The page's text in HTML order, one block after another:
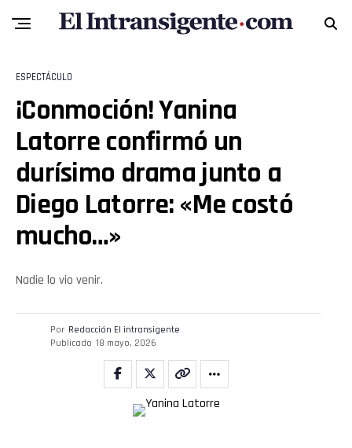
ESPECTÁCULO
¡Conmoción! Yanina
Latorre confirmó un
durísimo drama junto a
Diego Latorre: «Me costó
mucho…»
Nadie lo vio venir.
Por Redacción El intransigente
Publicado 18 mayo, 2026